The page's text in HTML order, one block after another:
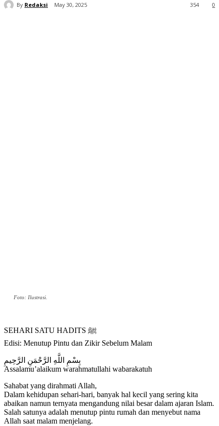
By Redaksi May 30, 2025 0
354
Foto: Ilustrasi.
SEHARI SATU HADITS ﷺ
Edisi: Menutup Pintu dan Zikir Sebelum Malam
بِسْمِ اللَّهِ الرَّحْمَنِ الرَّحِيمِ
Assalamu’alaikum warahmatullahi wabarakatuh
Sahabat yang dirahmati Allah,
Dalam kehidupan sehari-hari, banyak hal kecil yang sering kita
abaikan namun ternyata mengandung nilai besar dalam ajaran Islam.
Salah satunya adalah menutup pintu rumah dan menyebut nama
Allah saat malam menjelang.